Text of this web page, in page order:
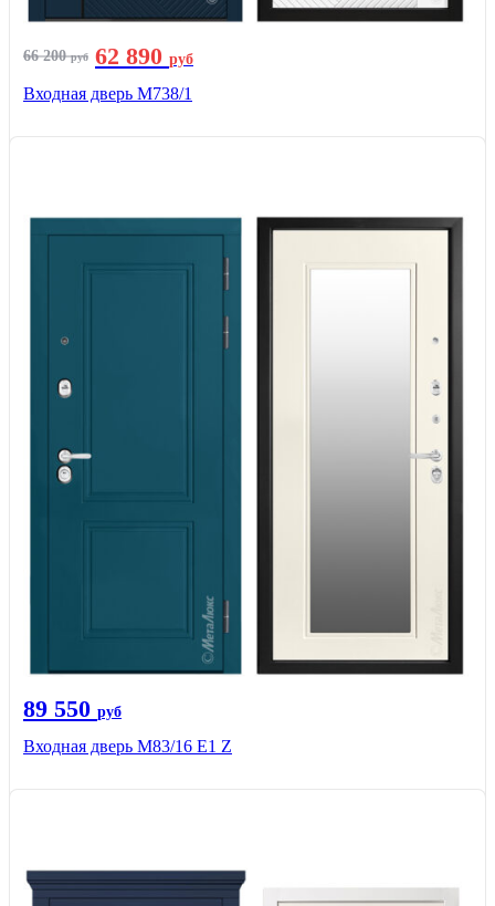
66 200руб 62 890 руб
Входная дверь М738/1
89 550 руб
Входная дверь M83/16 Е1 Z